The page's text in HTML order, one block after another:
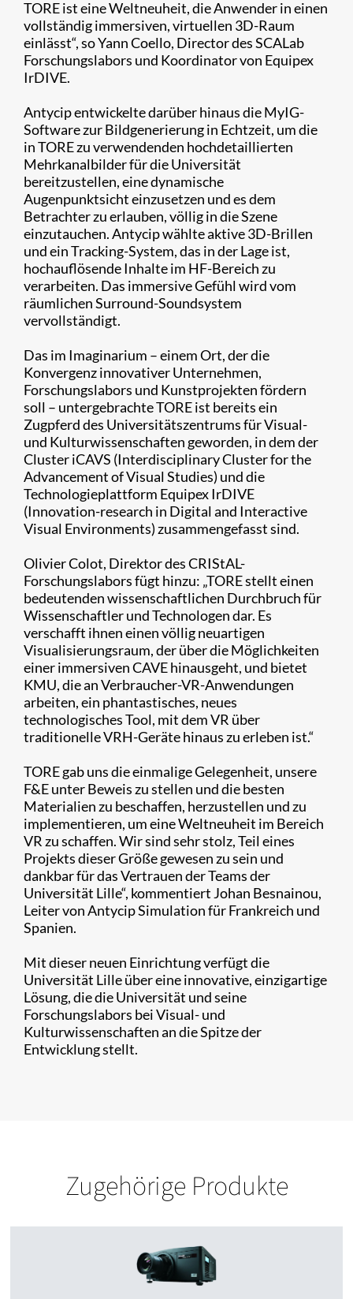
TORE ist eine Weltneuheit, die Anwender in einen
vollständig immersiven, virtuellen 3D-Raum
einlässt“, so Yann Coello, Director des SCALab
Forschungslabors und Koordinator von Equipex
IrDIVE.
Antycip entwickelte darüber hinaus die MyIG-
Software zur Bildgenerierung in Echtzeit, um die
in TORE zu verwendenden hochdetaillierten
Mehrkanalbilder für die Universität
bereitzustellen, eine dynamische
Augenpunktsicht einzusetzen und es dem
Betrachter zu erlauben, völlig in die Szene
einzutauchen. Antycip wählte aktive 3D-Brillen
und ein Tracking-System, das in der Lage ist,
hochauflösende Inhalte im HF-Bereich zu
verarbeiten. Das immersive Gefühl wird vom
räumlichen Surround-Soundsystem
vervollständigt.
Das im Imaginarium – einem Ort, der die
Konvergenz innovativer Unternehmen,
Forschungslabors und Kunstprojekten fördern
soll – untergebrachte TORE ist bereits ein
Zugpferd des Universitätszentrums für Visual-
und Kulturwissenschaften geworden, in dem der
Cluster iCAVS (Interdisciplinary Cluster for the
Advancement of Visual Studies) und die
Technologieplattform Equipex IrDIVE
(Innovation-research in Digital and Interactive
Visual Environments) zusammengefasst sind.
Olivier Colot, Direktor des CRIStAL-
Forschungslabors fügt hinzu: „TORE stellt einen
bedeutenden wissenschaftlichen Durchbruch für
Wissenschaftler und Technologen dar. Es
verschafft ihnen einen völlig neuartigen
Visualisierungsraum, der über die Möglichkeiten
einer immersiven CAVE hinausgeht, und bietet
KMU, die an Verbraucher-VR-Anwendungen
arbeiten, ein phantastisches, neues
technologisches Tool, mit dem VR über
traditionelle VRH-Geräte hinaus zu erleben ist.“
TORE gab uns die einmalige Gelegenheit, unsere
F&E unter Beweis zu stellen und die besten
Materialien zu beschaffen, herzustellen und zu
implementieren, um eine Weltneuheit im Bereich
VR zu schaffen. Wir sind sehr stolz, Teil eines
Projekts dieser Größe gewesen zu sein und
dankbar für das Vertrauen der Teams der
Universität Lille“, kommentiert Johan Besnainou,
Leiter von Antycip Simulation für Frankreich und
Spanien.
Mit dieser neuen Einrichtung verfügt die
Universität Lille über eine innovative, einzigartige
Lösung, die die Universität und seine
Forschungslabors bei Visual- und
Kulturwissenschaften an die Spitze der
Entwicklung stellt.
Zugehörige Produkte